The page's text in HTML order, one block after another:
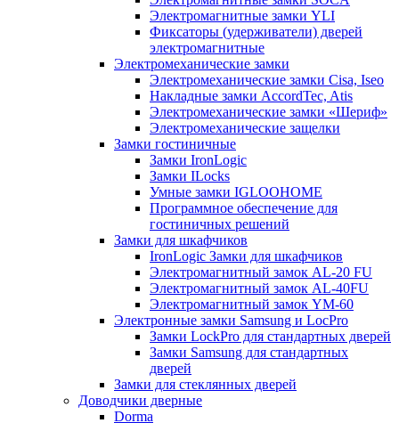
Электромагнитные замки YLI
Фиксаторы (удерживатели) дверей
электромагнитные
Электромеханические замки
Электромеханические замки Cisa, Iseo
Накладные замки AccordTec, Atis
Электромеханические замки «Шериф»
Электромеханические защелки
Замки гостиничные
Замки IronLogic
Замки ILocks
Умные замки IGLOOHOME
Программное обеспечение для
гостиничных решений
Замки для шкафчиков
IronLogic Замки для шкафчиков
Электромагнитный замок AL-20 FU
Электромагнитный замок AL-40FU
Электромагнитный замок YM-60
Электронные замки Samsung и LocPro
Замки LockPro для стандартных дверей
Замки Samsung для стандартных
дверей
Замки для стеклянных дверей
Доводчики дверные
Dorma